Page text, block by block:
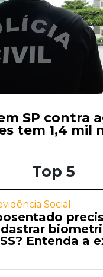
SP contra
tem 1,4 mil
Top 5
Social
Entenda a